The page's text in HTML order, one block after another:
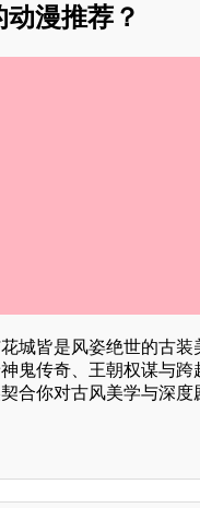
漫推荐？
城皆是风姿绝世的古装
鬼传奇、王朝权谋与跨
合你对古风美学与深度